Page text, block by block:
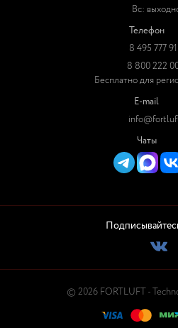
Вс:
Телефон
8 495 777
8 800 222
Бесплатно для
E-mail
Чаты
© 2026 FORTLUFT -